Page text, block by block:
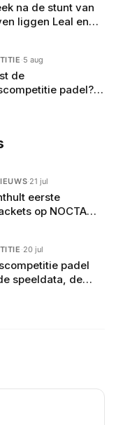
na de stunt van
liggen Leal en
·5 aug
de
padel?
·21 jul
eerste
op NOCTA
·20 jul
padel
speeldata, de